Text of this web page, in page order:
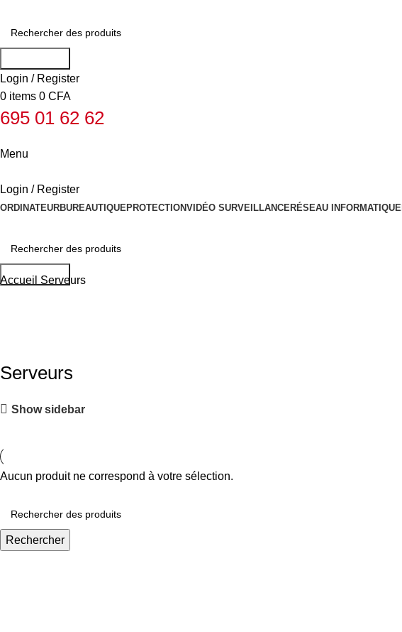
Login / Register
0 items 0 CFA
695 01 62 62
Menu
Login / Register
ORDINATEURBUREAUTIQUEPROTECTIONVIDÉO SURVEILLANCERÉSEAU INFORMATIQUE
Rechercher
Accueil Serveurs
Serveurs
Show sidebar
Aucun produit ne correspond à votre sélection.
Rechercher